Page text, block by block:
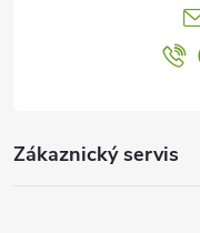
Zákaznický servis